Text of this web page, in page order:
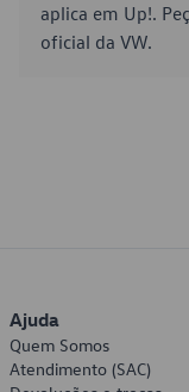
aplica em Up!.
oficial da VW.
Ajuda
Quem Somos
Atendimento (SAC)